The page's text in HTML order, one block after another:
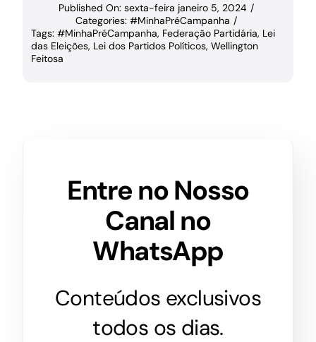
Published On: sexta-feira janeiro 5, 2024 /
Categories: #MinhaPréCampanha /
Tags: #MinhaPréCampanha, Federação Partidária, Lei
das Eleições, Lei dos Partidos Políticos, Wellington
Feitosa
Entre no Nosso
Canal no
WhatsApp
Conteúdos exclusivos
todos os dias.